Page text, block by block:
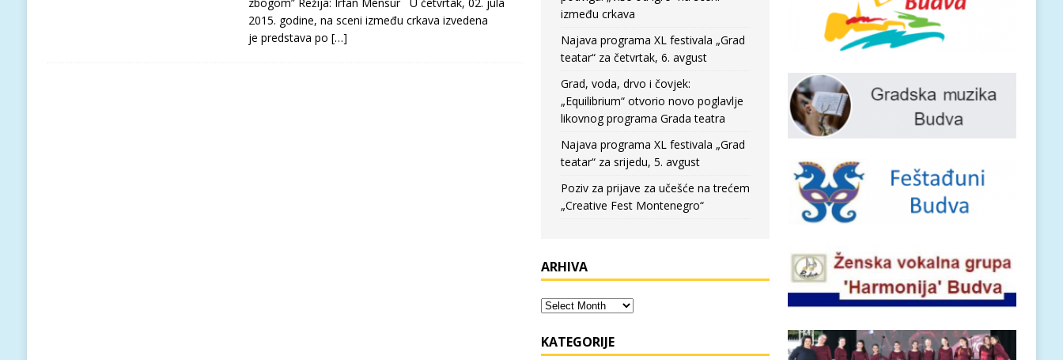
2015. godine, na sceni između crkava izvedena
je predstava po […]
između crkava
Najava programa XL festivala „Grad
teatar“ za četvrtak, 6. avgust
Grad, voda, drvo i čovjek:
„Equilibrium“ otvorio novo poglavlje
likovnog programa Grada teatra
Najava programa XL festivala „Grad
teatar“ za srijedu, 5. avgust
Poziv za prijave za učešće na trećem
„Creative Fest Montenegro“
ARHIVA
KATEGORIJE